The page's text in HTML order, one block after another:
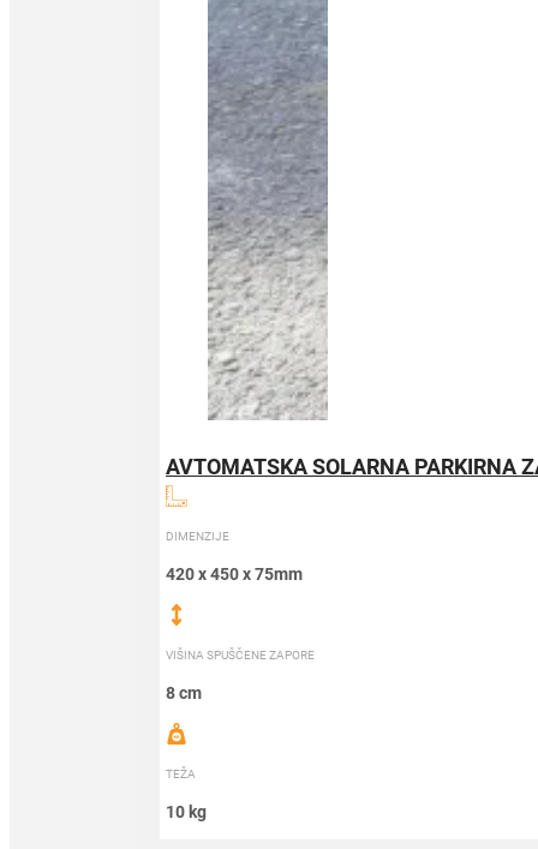
AVTOMATSKA SOLARNA PARKIRNA
DIMENZIJE
420 x 450 x 75mm
VIŠINA SPUŠČENE ZAPORE
8 cm
TEŽA
10 kg